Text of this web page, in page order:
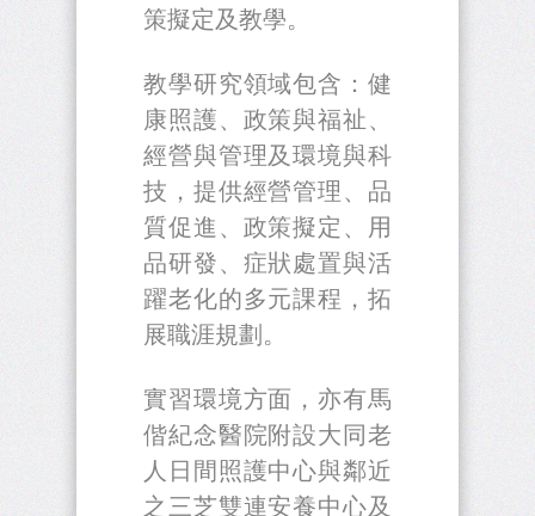
策擬定及教學。
教學研究領域包含：健
康照護、政策與福祉、
經營與管理及環境與科
技，提供經營管理、品
質促進、政策擬定、用
品研發、症狀處置與活
躍老化的多元課程，拓
展職涯規劃。
實習環境方面，亦有馬
偕紀念醫院附設大同老
人日間照護中心與鄰近
之三芝雙連安養中心及